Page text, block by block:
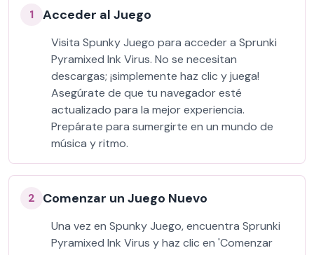
1 Acceder al Juego
Visita Spunky Juego para acceder a Sprunki
Pyramixed Ink Virus. No se necesitan
descargas; ¡simplemente haz clic y juega!
Asegúrate de que tu navegador esté
actualizado para la mejor experiencia.
Prepárate para sumergirte en un mundo de
música y ritmo.
2 Comenzar un Juego Nuevo
Una vez en Spunky Juego, encuentra Sprunki
Pyramixed Ink Virus y haz clic en 'Comenzar